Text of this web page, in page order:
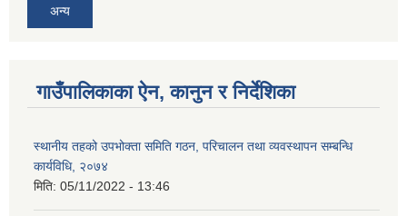
अन्य
गाउँपालिकाका ऐन, कानुन र निर्देशिका
स्थानीय तहको उपभोक्ता समिति गठन, परिचालन तथा व्यवस्थापन सम्बन्धि
कार्यविधि, २०७४
मिति: 05/11/2022 - 13:46